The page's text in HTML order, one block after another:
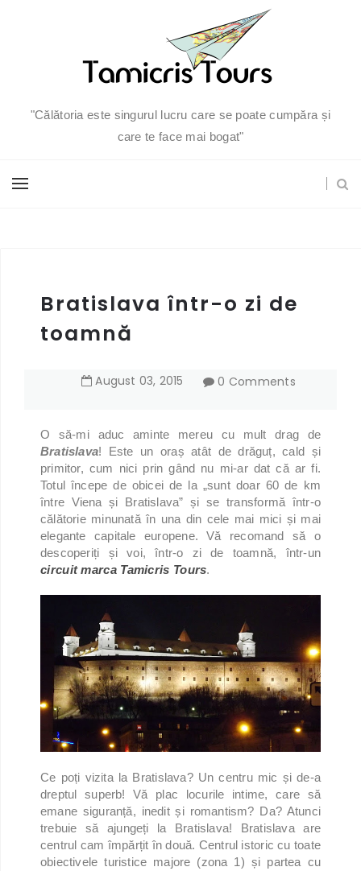
"Călătoria este singurul lucru care se poate cumpăra și
care te face mai bogat"
Bratislava într-o zi de
toamnă
August 03, 2015 0 Comments
O să-mi aduc aminte mereu cu mult drag de
Bratislava! Este un oraș atât de drăguț, cald și
primitor, cum nici prin gând nu mi-ar dat că ar fi.
Totul începe de obicei de la „sunt doar 60 de km
între Viena și Bratislava” și se transformă într-o
călătorie minunată în una din cele mai mici și mai
elegante capitale europene. Vă recomand să o
descoperiți și voi, într-o zi de toamnă, într-un
circuit marca Tamicris Tours.
Ce poți vizita la Bratislava? Un centru mic și de-a
dreptul superb! Vă plac locurile intime, care să
emane siguranță, inedit și romantism? Da? Atunci
trebuie să ajungeți la Bratislava! Bratislava are
centrul cam împărțit în două. Centrul istoric cu toate
obiectivele turistice majore (zona 1) și partea cu